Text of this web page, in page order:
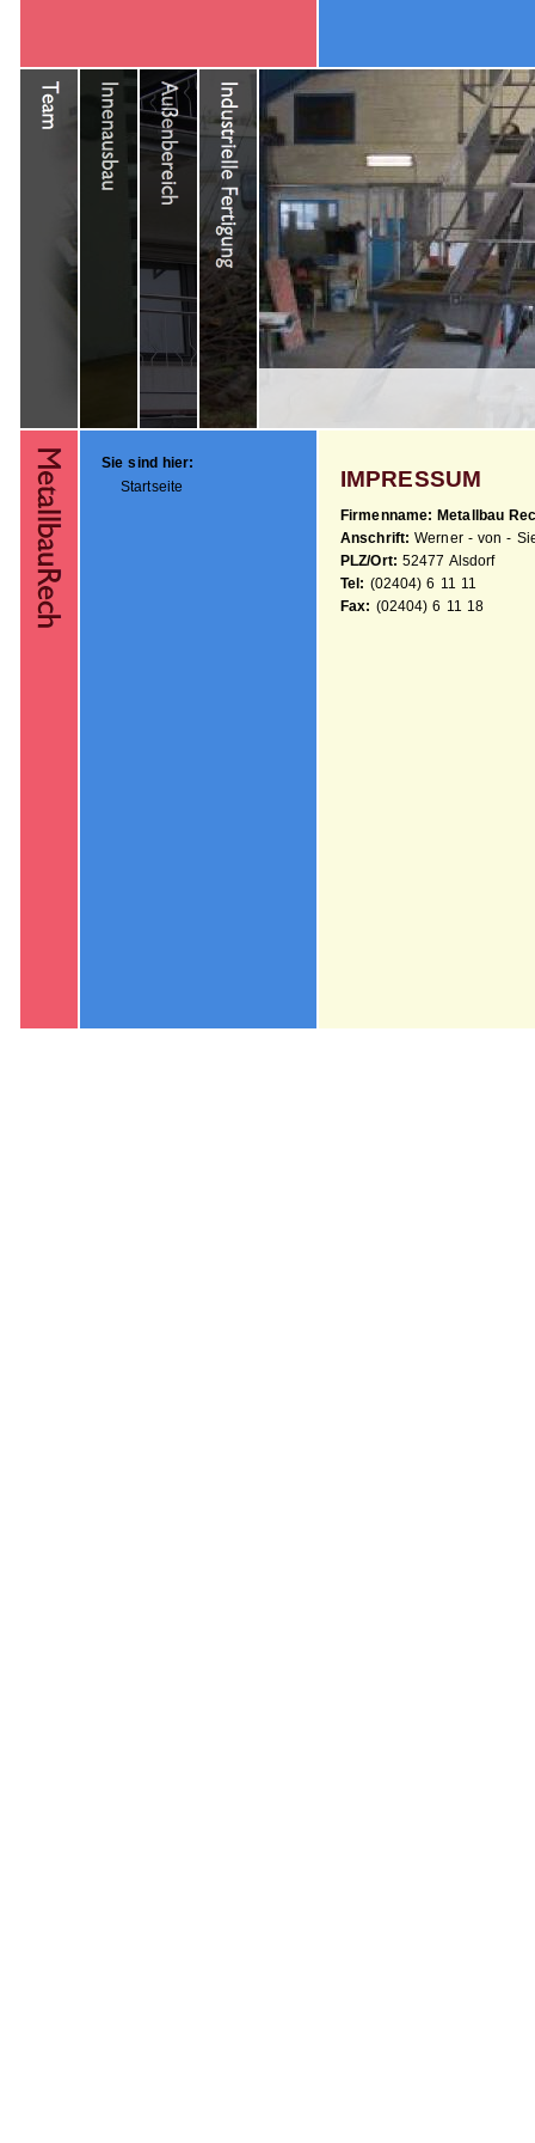
Sie sind hier:
Startseite
IMPRESSUM
Firmenname: Metallbau
Anschrift:Werner - von -
PLZ/Ort: 52477 Alsdorf
Tel: (02404) 6 11 11
Fax: (02404) 6 11 18